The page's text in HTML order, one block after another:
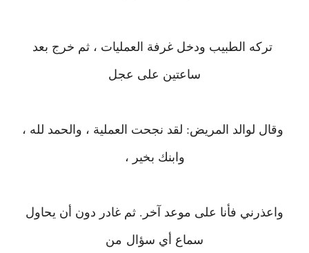
تركه الطبيب ودخل غرفة العمليات ، ثم خرج بعد
ساعتين على عجل
وقال لوالد المريض: لقد نجحت العملية ، والحمد لله ،
وابنك بخير ،
واعذرني فأنا على موعد آخر. ثم غادر دون أن يحاول
سماع أي سؤال من